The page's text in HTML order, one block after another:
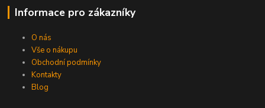
Informace pro zákazníky
O nás
Vše o nákupu
Obchodní podmínky
Kontakty
Blog